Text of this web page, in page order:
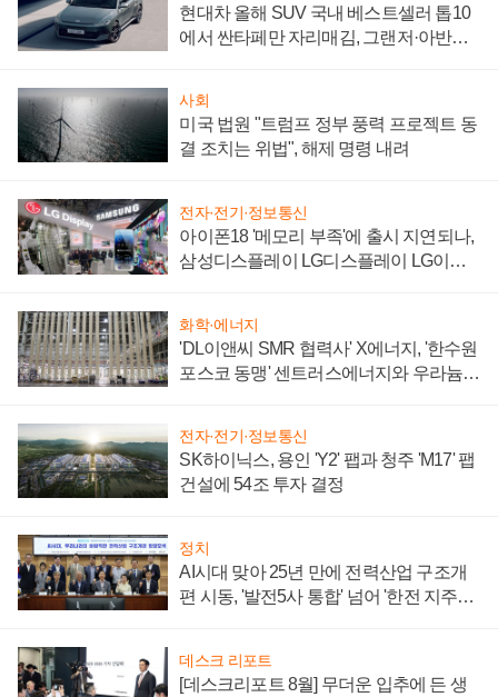
현대차 올해 SUV 국내 베스트셀러 톱10
에서 싼타페만 자리매김, 그랜저·아반떼
사회
미국 법원 "트럼프 정부 풍력 프로젝트 동
결 조치는 위법", 해제 명령 내려
전자·전기·정보통신
아이폰18 '메모리 부족'에 출시 지연되나,
삼성디스플레이 LG디스플레이 LG이노
화학·에너지
'DL이앤씨 SMR 협력사' X에너지, '한수원
포스코 동맹' 센트러스에너지와 우라늄
전자·전기·정보통신
SK하이닉스, 용인 'Y2' 팹과 청주 'M17' 팹
건설에 54조 투자 결정
정치
AI시대 맞아 25년 만에 전력산업 구조개
편 시동, '발전5사 통합' 넘어 '한전 지주사'
데스크 리포트
[데스크리포트 8월] 무더운 입추에 든 생